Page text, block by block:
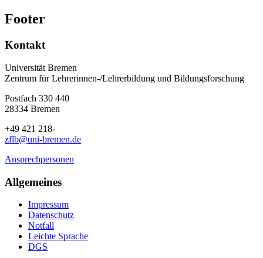
Footer
Kontakt
Universität Bremen
Zentrum für Lehrerinnen-/Lehrerbildung und Bildungsforschung
Postfach 330 440
28334 Bremen
+49 421 218-
zflb@uni-bremen.de
Ansprechpersonen
Allgemeines
Impressum
Datenschutz
Notfall
Leichte Sprache
DGS